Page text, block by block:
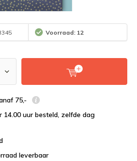
Voorraad: 12
75,-
14.00 uur besteld, zelfde dag
leverbaar